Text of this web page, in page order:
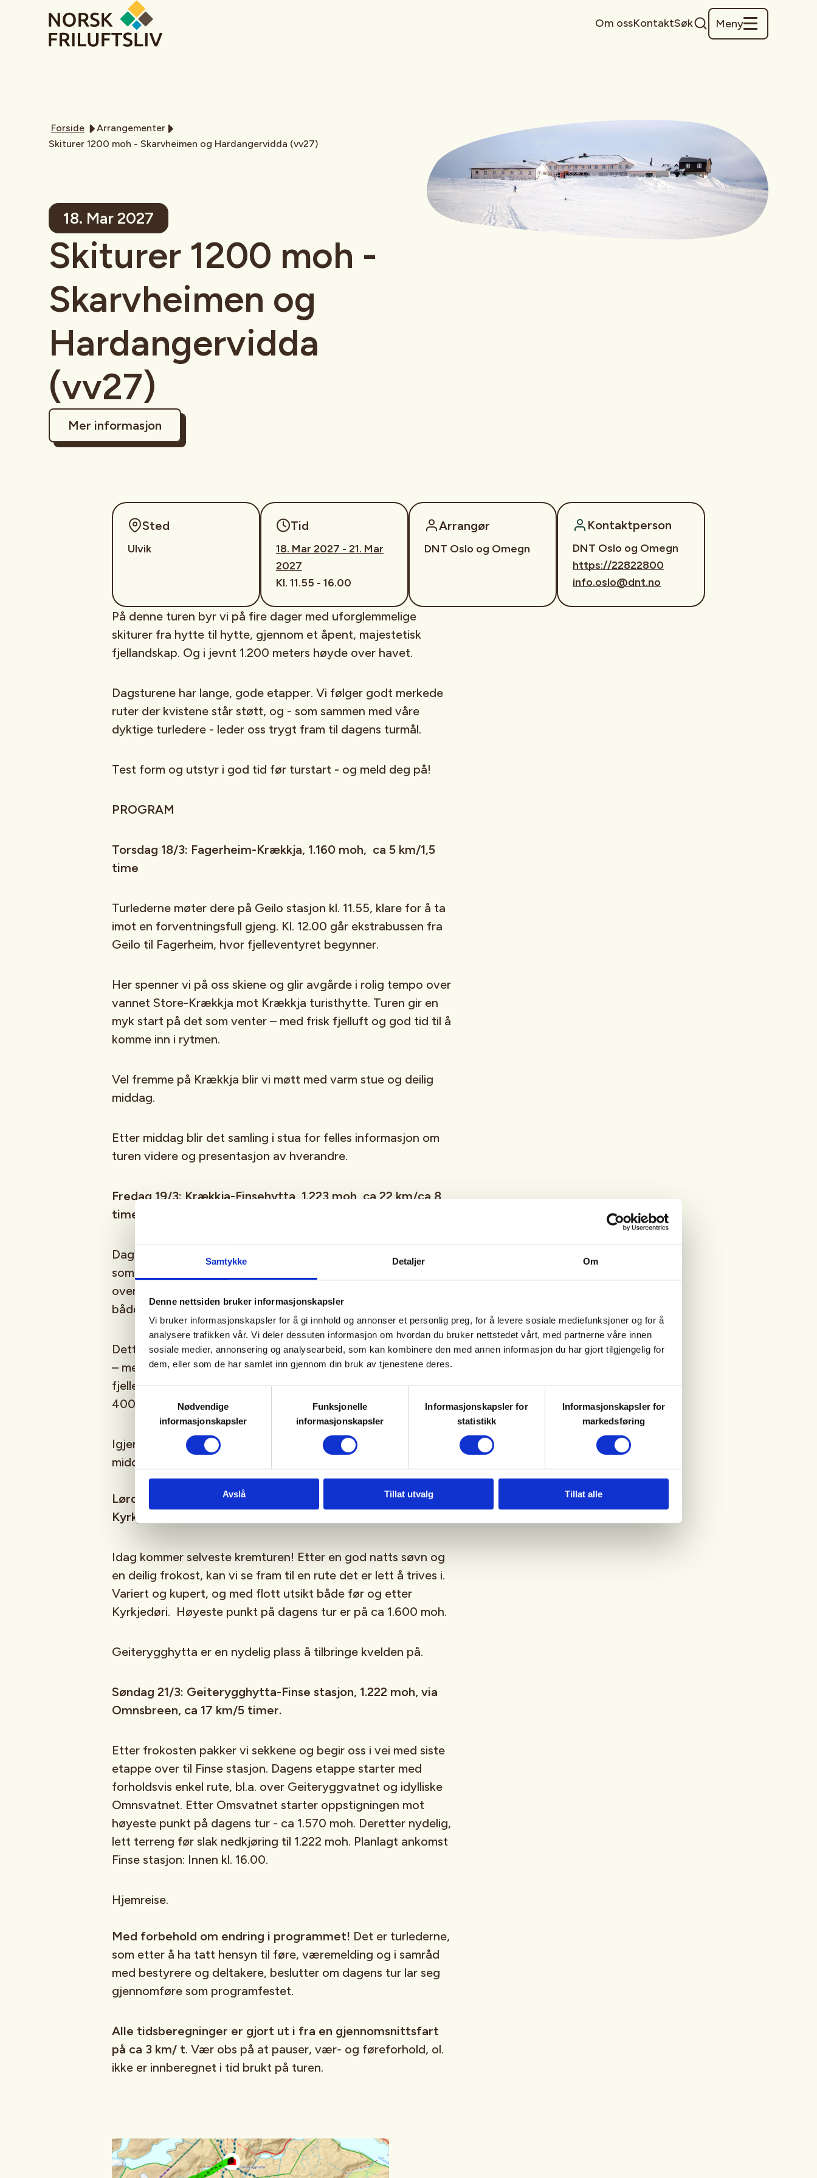
Samtykke Detaljer Om
Denne nettsiden bruker informasjonskapsler
Vi bruker informasjonskapsler for å gi innhold og annonser et personlig preg, for å levere sosiale mediefunksjoner og for å
analysere trafikken vår. Vi deler dessuten informasjon om hvordan du bruker nettstedet vårt, med partnerne våre innen
sosiale medier, annonsering og analysearbeid, som kan kombinere den med annen informasjon du har gjort tilgjengelig for
dem, eller som de har samlet inn gjennom din bruk av tjenestene deres.
Samtykkevalg
Nødvendige
informasjonskapsler
Funksjonelle
informasjonskapsler
Informasjonskapsler for
statistikk
Informasjonskapsler for
markedsføring
Avslå Tillat utvalg Tillat alle
Om ossKontaktSøk Meny
Forside
Arrangementer
Skiturer 1200 moh - Skarvheimen og Hardangervidda (vv27)
18. Mar 2027
Skiturer 1200 moh -
Skarvheimen og
Hardangervidda
(vv27)
Mer informasjon
Sted
Ulvik
Tid
18. Mar 2027 - 21. Mar
2027
Kl. 11.55 - 16.00
Arrangør
DNT Oslo og Omegn
Kontaktperson
DNT Oslo og Omegn
https://22822800
info.oslo@dnt.no
På denne turen byr vi på fire dager med uforglemmelige
skiturer fra hytte til hytte, gjennom et åpent, majestetisk
fjellandskap. Og i jevnt 1.200 meters høyde over havet.
Dagsturene har lange, gode etapper. Vi følger godt merkede
ruter der kvistene står støtt, og - som sammen med våre
dyktige turledere - leder oss trygt fram til dagens turmål.
Test form og utstyr i god tid før turstart - og meld deg på!
PROGRAM
Torsdag 18/3: Fagerheim-Krækkja, 1.160 moh, ca 5 km/1,5
time
Turlederne møter dere på Geilo stasjon kl. 11.55, klare for å ta
imot en forventningsfull gjeng. Kl. 12.00 går ekstrabussen fra
Geilo til Fagerheim, hvor fjelleventyret begynner.
Her spenner vi på oss skiene og glir avgårde i rolig tempo over
vannet Store-Krækkja mot Krækkja turisthytte. Turen gir en
myk start på det som venter – med frisk fjelluft og god tid til å
komme inn i rytmen.
Vel fremme på Krækkja blir vi møtt med varm stue og deilig
middag.
Etter middag blir det samling i stua for felles informasjon om
turen videre og presentasjon av hverandre.
Fredag 19/3: Krækkja-Finsehytta, 1.223 moh, ca 22 km/ca 8
timer
Dagens rute mellom Krækkja og Finse følger en kvistet løype
som slynger seg vakkert gjennom terrenget. Vi beveger oss
over slake åser og vann, med noen få bratte kneiker som gir
både utfordring og morsomme utforkjøringer.
Dette er turens lengste etappe, men innsatsen belønnes rikelig
– med storslått høyfjellsnatur, vid utsikt og stillhet som bare
fjellet kan by på. Vi når etappens høyeste punkt på rundt 1
400 moh, før vi ankommer Finsehytta.
Igjen kan vi glede oss over hyggelige oppholdsrom og nydelig
middag. En perfekt avslutning på en lang og fin dag på ski.
Lørdag 20/3: Finse-Geiterygghytta, 1.223 moh, via
Kyrkjedøri, ca 19 km/7 timer
Idag kommer selveste kremturen! Etter en god natts søvn og
en deilig frokost, kan vi se fram til en rute det er lett å trives i.
Variert og kupert, og med flott utsikt både før og etter
Kyrkjedøri. Høyeste punkt på dagens tur er på ca 1.600 moh.
Geiterygghytta er en nydelig plass å tilbringe kvelden på.
Søndag 21/3: Geiterygghytta-Finse stasjon, 1.222 moh, via
Omnsbreen, ca 17 km/5 timer.
Etter frokosten pakker vi sekkene og begir oss i vei med siste
etappe over til Finse stasjon. Dagens etappe starter med
forholdsvis enkel rute, bl.a. over Geiteryggvatnet og idylliske
Omnsvatnet. Etter Omsvatnet starter oppstigningen mot
høyeste punkt på dagens tur - ca 1.570 moh. Deretter nydelig,
lett terreng før slak nedkjøring til 1.222 moh. Planlagt ankomst
Finse stasjon: Innen kl. 16.00.
Hjemreise.
Med forbehold om endring i programmet! Det er turlederne,
som etter å ha tatt hensyn til føre, væremelding og i samråd
med bestyrere og deltakere, beslutter om dagens tur lar seg
gjennomføre som programfestet.
Alle tidsberegninger er gjort ut i fra en gjennomsnittsfart
på ca 3 km/ t. Vær obs på at pauser, vær- og føreforhold, ol.
ikke er innberegnet i tid brukt på turen.